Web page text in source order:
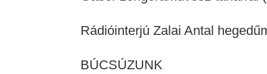
Rádióinterjú Zalai Antal
BÚCSÚZUNK